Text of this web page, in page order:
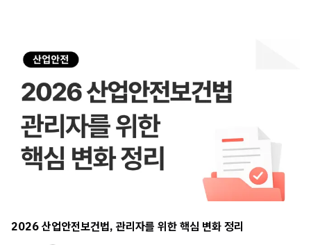
2026 산업안전보건법, 관리자를 위한 핵심 변화 정리